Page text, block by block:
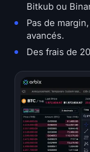
Bitkub ou
Pas de
avancés.
Des frais de